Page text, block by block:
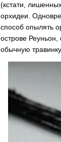
(кстати,
орхидеи.
способ опылять
острове
обычную травинку.